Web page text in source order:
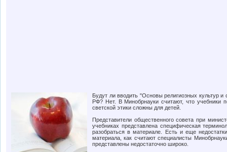
Будут ли вводить "Основы религиозных культур и
РФ? Нет. В Минобрнауки считают, что учебники
светской этики сложны для детей.
Представители общественного совета при
учебниках представлена специфическая
разобраться в материале. Есть и еще
материала, как считают специалисты
представлены недостаточно широко.